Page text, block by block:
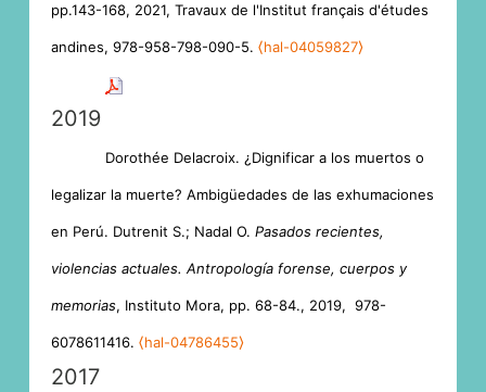
pp.143-168, 2021, Travaux de l'Institut français d'études
andines, 978-958-798-090-5. ⟨hal-04059827⟩
2019
Dorothée Delacroix. ¿Dignificar a los muertos o
legalizar la muerte? Ambigüedades de las exhumaciones
en Perú. Dutrenit S.; Nadal O. Pasados recientes,
violencias actuales. Antropología forense, cuerpos y
memorias, Instituto Mora, pp. 68-84., 2019, ‎ 978-
6078611416. ⟨hal-04786455⟩
2017